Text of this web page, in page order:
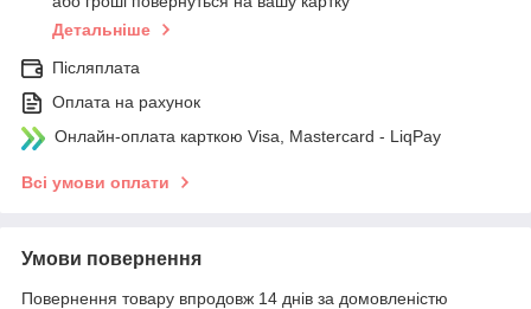
Детальніше
Післяплата
Оплата на рахунок
Онлайн-оплата карткою Visa, Mastercard - LiqPay
Всі умови оплати
Умови повернення
Повернення товару впродовж 14 днів за домовленістю